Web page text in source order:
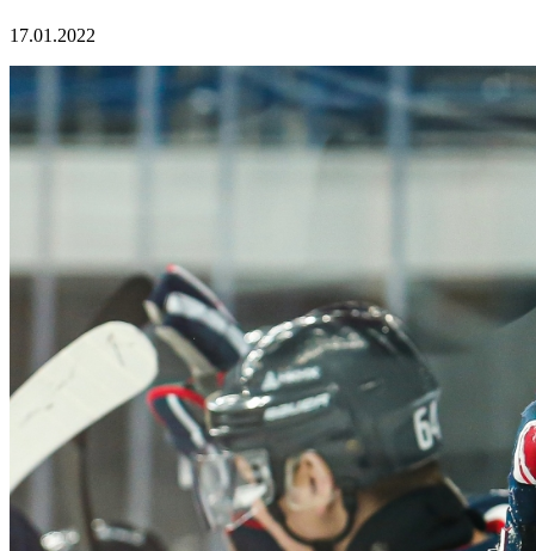
17.01.2022